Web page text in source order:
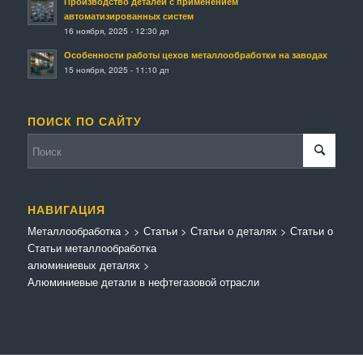
автоматизированных систем
16 ноября, 2025 - 12:30 дп
Особенности работы цехов металлообработки на заводах
15 ноября, 2025 - 11:10 дп
ПОИСК ПО САЙТУ
НАВИГАЦИЯ
Металлообработка>
Статьи металлообработка
> Статьи> Статьи о деталях > Статьи о
алюминиевых деталях >
Алюминиевые детали в нефтегазовой отрасли